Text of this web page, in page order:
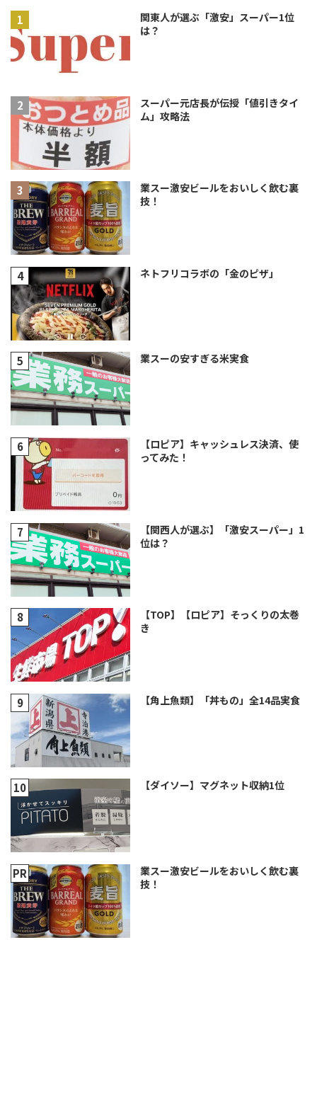
関東人が選ぶ「激安」スーパー1位
は？
スーパー元店長が伝授「値引きタイ
ム」攻略法
業スー激安ビールをおいしく飲む裏
技！
ネトフリコラボの「金のピザ」
業スーの安すぎる米実食
【ロピア】キャッシュレス決済、使
ってみた！
【関西人が選ぶ】「激安スーパー」1
位は？
【TOP】【ロピア】そっくりの太巻
き
【角上魚類】「丼もの」全14品実食
【ダイソー】マグネット収納1位
業スー激安ビールをおいしく飲む裏
技！